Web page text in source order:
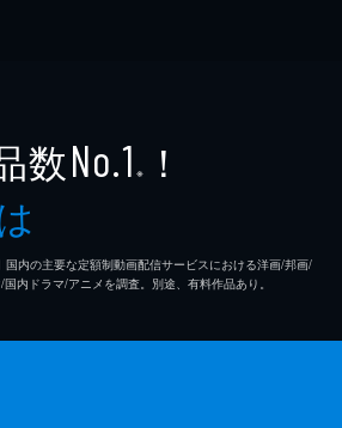
数No.1 ※ ！
内の主要な定額制動画配信サービスにおける洋画/邦画/
内ドラマ/アニメを調査。別途、有料作品あり。